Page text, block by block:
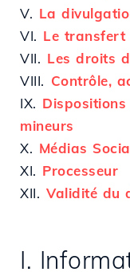
V. La
VI. Le transfert
VII. Les droits
VIII. Contrôle,
IX.
mineurs
X. Médias
XI. Processeur
XII. Validité du
I.